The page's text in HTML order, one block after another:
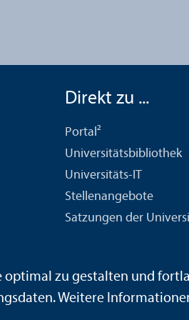
Direkt zu ...
Portal²
Universitäts­bibliothek
Universitäts-IT
Stellenangebote
Satzungen der
Sitemap
optimal zu gestalten und
Weitere